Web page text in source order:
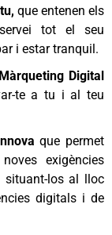
que entenen els
tot el seu
i estar tranquil.
Digital
te a tu i al teu
que permet
exigències
situant-los al lloc
digitals i de